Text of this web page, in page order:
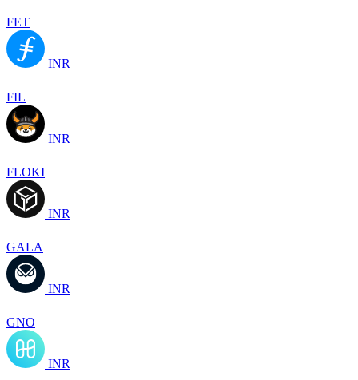
FET
INR
FIL
INR
FLOKI
INR
GALA
INR
GNO
INR